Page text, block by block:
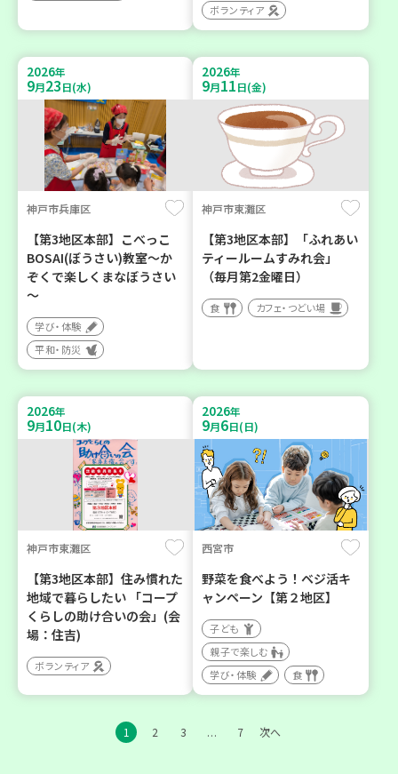
ボランティア
2026年
9月23日(水)
神戸市兵庫区
【第3地区本部】こべっこ
BOSAI(ぼうさい)教室～か
ぞくで楽しくまなぼうさい
～
学び・体験
平和・防災
2026年
9月11日(金)
神戸市東灘区
【第3地区本部】「ふれあい
ティールームすみれ会」
（毎月第2金曜日）
食 カフェ・つどい場
2026年
9月10日(木)
神戸市東灘区
【第3地区本部】住み慣れた
地域で暮らしたい 「コープ
くらしの助け合いの会」(会
場：住吉)
ボランティア
2026年
9月6日(日)
西宮市
野菜を食べよう！ベジ活キ
ャンペーン【第２地区】
子ども
親子で楽しむ
学び・体験
食
1 2 3 … 7 次へ